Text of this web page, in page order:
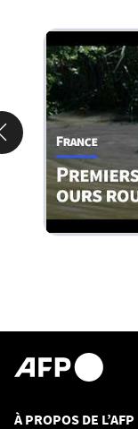
À PROPOS DE L’AFP